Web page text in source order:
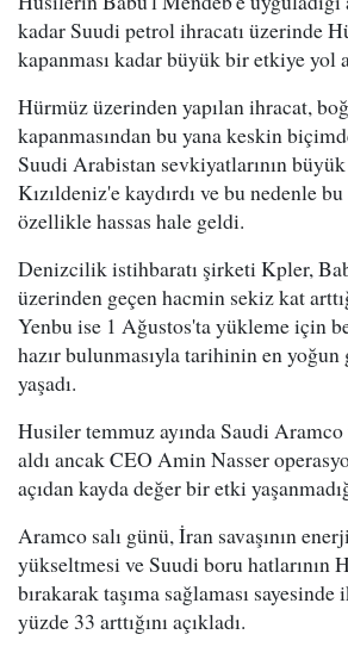
kadar Suudi petrol ihracatı üzerinde
kapanması kadar büyük bir etkiye yol
Hürmüz üzerinden yapılan ihracat,
kapanmasından bu yana keskin
Suudi Arabistan sevkiyatlarının
Kızıldeniz'e kaydırdı ve bu nedenle
özellikle hassas hale geldi.
Denizcilik istihbaratı şirketi Kpler,
üzerinden geçen hacmin sekiz kat
Yenbu ise 1 Ağustos'ta yükleme için
hazır bulunmasıyla tarihinin en
yaşadı.
Husiler temmuz ayında Saudi
aldı ancak CEO Amin Nasser
açıdan kayda değer bir etki
Aramco salı günü, İran savaşının
yükseltmesi ve Suudi boru hatlarının
bırakarak taşıma sağlaması
yüzde 33 arttığını açıkladı.